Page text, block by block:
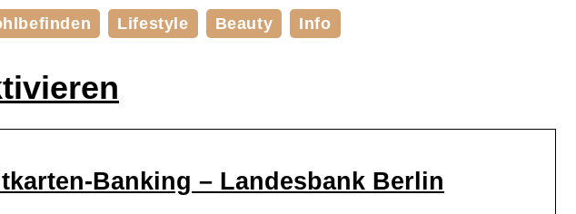
Lifestyle Beauty Info
Banking – Landesbank Berlin